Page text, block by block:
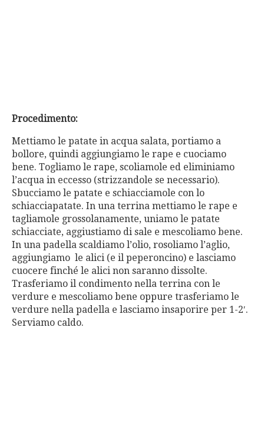
Procedimento:
Mettiamo le patate in acqua salata, portiamo a
bollore, quindi aggiungiamo le rape e cuociamo
bene. Togliamo le rape, scoliamole ed eliminiamo
l’acqua in eccesso (strizzandole se necessario).
Sbucciamo le patate e schiacciamole con lo
schiacciapatate. In una terrina mettiamo le rape e
tagliamole grossolanamente, uniamo le patate
schiacciate, aggiustiamo di sale e mescoliamo bene.
In una padella scaldiamo l’olio, rosoliamo l’aglio,
aggiungiamo le alici (e il peperoncino) e lasciamo
cuocere finché le alici non saranno dissolte.
Trasferiamo il condimento nella terrina con le
verdure e mescoliamo bene oppure trasferiamo le
verdure nella padella e lasciamo insaporire per 1-2′.
Serviamo caldo.